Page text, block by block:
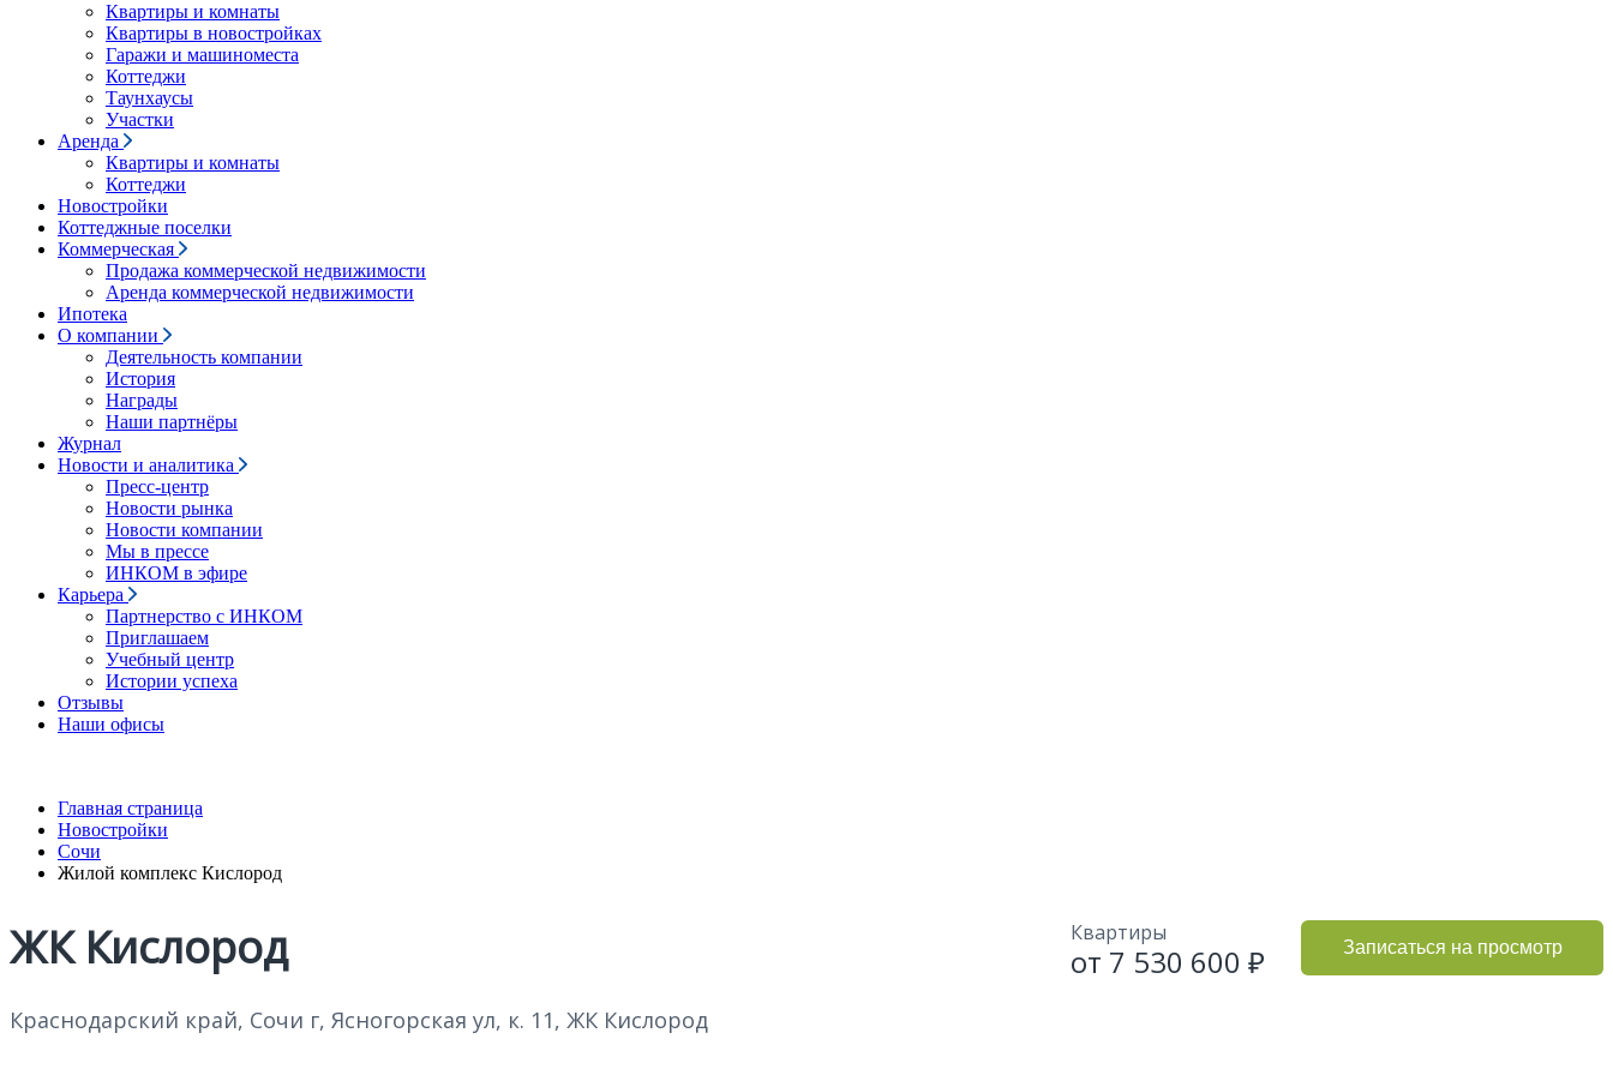
Квартиры и комнаты
Квартиры в новостройках
Гаражи и машиноместа
Коттеджи
Таунхаусы
Участки
Аренда
Квартиры и комнаты
Коттеджи
Новостройки
Коттеджные поселки
Коммерческая
Продажа коммерческой недвижимости
Аренда коммерческой недвижимости
Ипотека
О компании
Деятельность компании
История
Награды
Наши партнёры
Журнал
Новости и аналитика
Пресс-центр
Новости рынка
Новости компании
Мы в прессе
ИНКОМ в эфире
Карьера
Партнерство с ИНКОМ
Приглашаем
Учебный центр
Истории успеха
Отзывы
Наши офисы
Главная страница
Новостройки
Сочи
Жилой комплекс Кислород
ЖК Кислород
Краснодарский край, Сочи г, Ясногорская ул, к. 11, ЖК Кислород
Квартиры
от 7 530 600 ₽ Записаться на просмотр